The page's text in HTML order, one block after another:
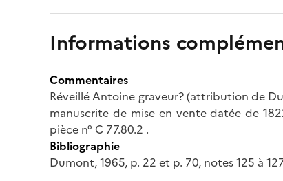
Informations
Commentaires
Réveillé Antoine graveur? (attribution de
manuscrite de mise en vente datée de
pièce n° C 77.80.2 .
Bibliographie
Dumont, 1965, p. 22 et p. 70, notes 125 à